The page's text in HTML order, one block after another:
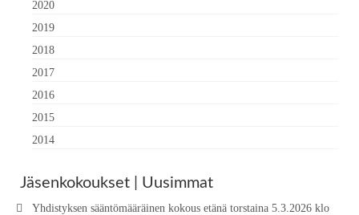
2020
2019
2018
2017
2016
2015
2014
Jäsenkokoukset | Uusimmat
Yhdistyksen sääntömääräinen kokous etänä torstaina 5.3.2026 klo